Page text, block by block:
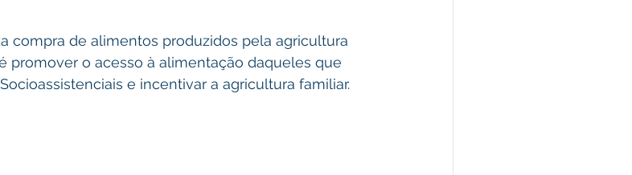
compra de alimentos produzidos pela agricultura
promover o acesso à alimentação daqueles que
e incentivar a agricultura familiar.